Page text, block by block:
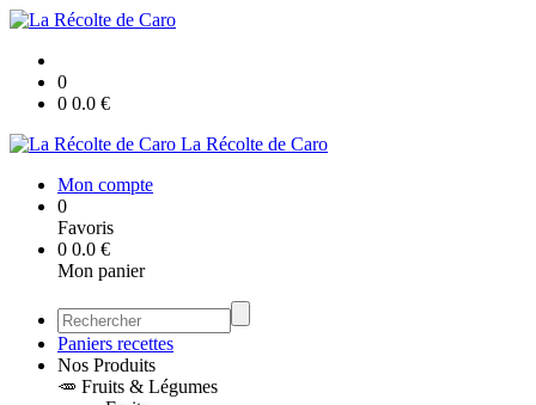
0
0 0.0 €
La Récolte de Caro
Mon compte
0
Favoris
0 0.0 €
Mon panier
Paniers recettes
Nos Produits
🥕 Fruits & Légumes